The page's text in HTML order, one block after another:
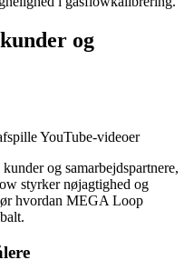
og
YouTube-videoer
og samarbejdspartnere,
styrker nøjagtighed og
hvordan MEGA Loop